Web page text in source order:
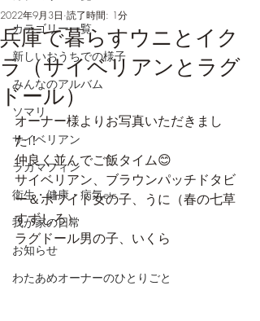
カテゴリー一覧
新しいおうちでの様子
みんなのアルバム
ソマリ
サイベリアン
ラガマフィン
衛生・健康・病気etc
我が家の日常
お知らせ
わたあめオーナーのひとりごと
兵庫で暮らすウニとイク
ラ（サイベリアンとラグ
ドール）
2022年9月3日 読了時間: 1分
オーナー様よりお写真いただきまし
た！
仲良く並んでご飯タイム😊
サイベリアン、ブラウンパッチドタビ
ー＆ホワイト女の子、うに（春の七草
すずしろ）
ラグドール男の子、いくら